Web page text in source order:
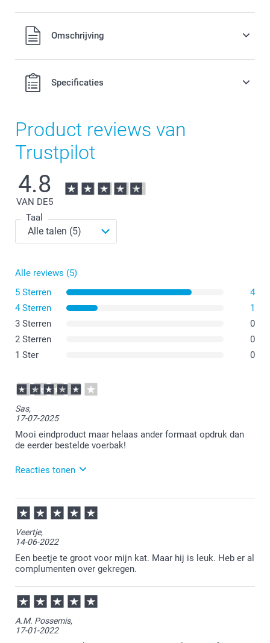
Alle prijzen zijn in EURO (€) inclusief BTW en exclusief
verzendkosten.Omschrijving
Specificaties
Nieuw!
Product reviews van
Trustpilot
4.8
VAN DE5
Taal
Alle reviews (5)
5 Sterren
4
4 Sterren
1
3 Sterren
0
2 Sterren
0
1 Ster
0
Sas,
17-07-2025
Mooi eindproduct maar helaas ander formaat opdruk dan
de eerder bestelde voerbak!
Reacties tonen
18-07-2025
09:37
Bedankt voor je review. Wat fijn dat je blij bent met
het eindresultaat, maar jammer dat het niet helemaal
overeen komt met je vorige bestelling. Mocht je écht
niet tevreden zijn, aarzel dan niet om contact op te
nemen met onze klantenservice. Zij kijken graag
even met je mee of zij iets voor je kunnen
betekenen. Ondanks bovenstaande wensen wij je
toch heel veel plezier van je voerbak!
Veertje,
14-06-2022
Een beetje te groot voor mijn kat. Maar hij is leuk. Heb er al
complumenten over gekregen.
A.M. Possemis,
17-01-2022